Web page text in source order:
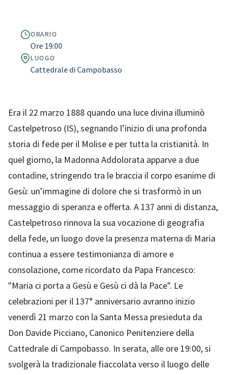
ORARIO
Ore 19:00
LUOGO
Cattedrale di Campobasso
Era il 22 marzo 1888 quando una luce divina illuminò
Castelpetroso (IS), segnando l’inizio di una profonda
storia di fede per il Molise e per tutta la cristianità. In
quel giorno, la Madonna Addolorata apparve a due
contadine, stringendo tra le braccia il corpo esanime di
Gesù: un’immagine di dolore che si trasformò in un
messaggio di speranza e offerta. A 137 anni di distanza,
Castelpetroso rinnova la sua vocazione di geografia
della fede, un luogo dove la presenza materna di Maria
continua a essere testimonianza di amore e
consolazione, come ricordato da Papa Francesco:
"Maria ci porta a Gesù e Gesù ci dà la Pace". Le
celebrazioni per il 137° anniversario avranno inizio
venerdì 21 marzo con la Santa Messa presieduta da
Don Davide Picciano, Canonico Penitenziere della
Cattedrale di Campobasso. In serata, alle ore 19:00, si
svolgerà la tradizionale fiaccolata verso il luogo delle